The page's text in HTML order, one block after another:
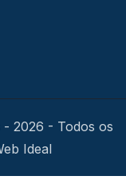
2026 - Todos os
Ideal